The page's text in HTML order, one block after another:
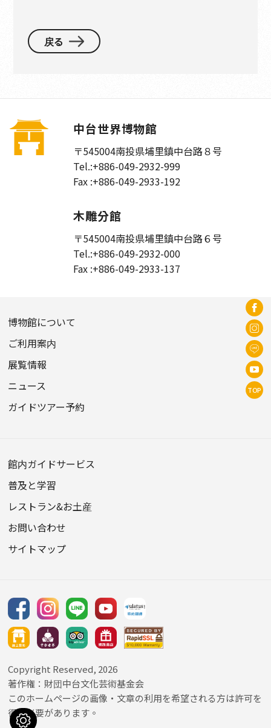
戻る
中台世界博物館
〒545004南投県埔里鎮中台路８号
Tel.:+886-049-2932-999
Fax :+886-049-2933-192
木雕分館
〒545004南投県埔里鎮中台路６号
Tel.:+886-049-2932-000
Fax :+886-049-2933-137
博物館について
ご利用案内
展覧情報
ニュース
ガイドツアー予約
館内ガイドサービス
普及と学習
レストラン&お土産
お問い合わせ
サイトマップ
Copyright Reserved, 2026
著作権：財団中台文化芸術基金会
このホームページの画像・文章の利用を希望される方は許可を
得る必要があります。
TOP